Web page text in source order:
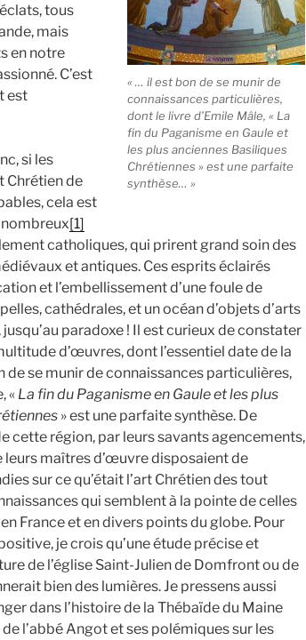
« … il est bon de se munir de
connaissances particulières,
dont le livre d’Emile Mâle, « La
fin du Paganisme en Gaule et
les plus anciennes Basiliques
Chrétiennes » est une parfaite
synthèse… »
tous
mais
en notre
C’est
est
si les
Chrétien de
cela est
nombreux[1]
catholiques, qui prirent grand soin des
et antiques. Ces esprits éclairés
et l’embellissement d’une foule de
cathédrales, et un océan d’objets d’arts
paradoxe ! Il est curieux de constater
d’œuvres, dont l’essentiel date de la
de se munir de connaissances particulières,
« La fin du Paganisme en Gaule et les plus
» est une parfaite synthèse. De
cette région, par leurs savants agencements,
maîtres d’œuvre disposaient de
sur ce qu’était l’art Chrétien des tout
qui semblent à la pointe de celles
France et en divers points du globe. Pour
je crois qu’une étude précise et
de l’église Saint-Julien de Domfront ou de
bien des lumières. Je pressens aussi
dans l’histoire de la Thébaïde du Maine
l’abbé Angot et ses polémiques sur les